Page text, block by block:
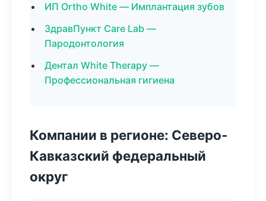
ИП Ortho White — Имплантация зубов
ЗдравПункт Care Lab —
Пародонтология
Дентал White Therapy —
Профессиональная гигиена
Компании в регионе: Северо-
Кавказский федеральный
округ